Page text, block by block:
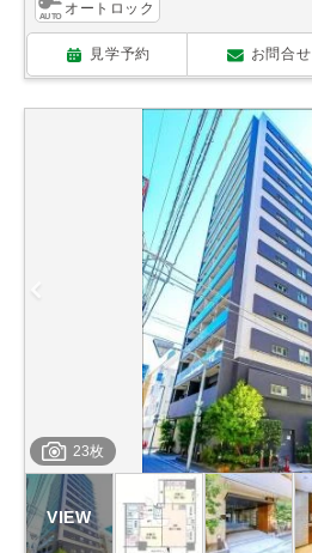
オートロック
見学予約 お問合せ
23枚